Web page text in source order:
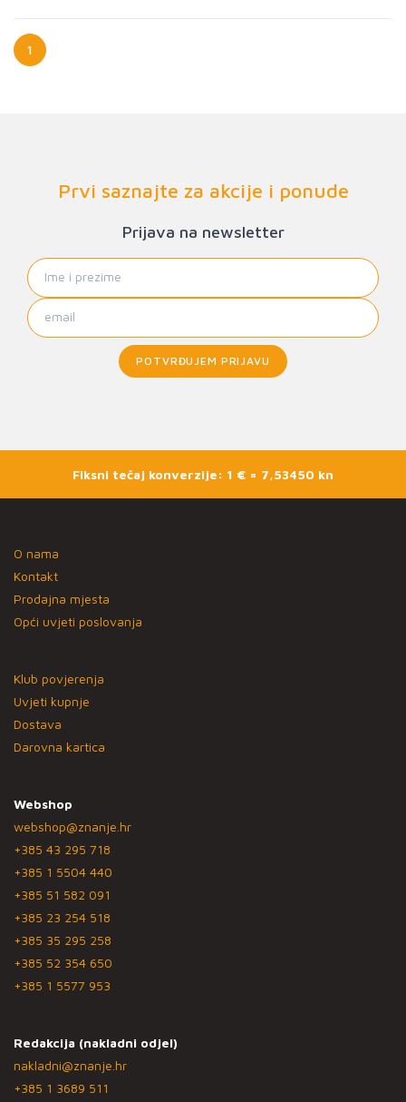
1
Prvi saznajte za akcije i ponude
Prijava na newsletter
POTVRĐUJEM PRIJAVU
Fiksni tečaj konverzije: 1 € = 7,53450 kn
O nama
Kontakt
Prodajna mjesta
Opći uvjeti poslovanja
Klub povjerenja
Uvjeti kupnje
Dostava
Darovna kartica
Webshop
webshop@znanje.hr
+385 43 295 718
+385 1 5504 440
+385 51 582 091
+385 23 254 518
+385 35 295 258
+385 52 354 650
+385 1 5577 953
Redakcija (nakladni odjel)
nakladni@znanje.hr
+385 1 3689 511